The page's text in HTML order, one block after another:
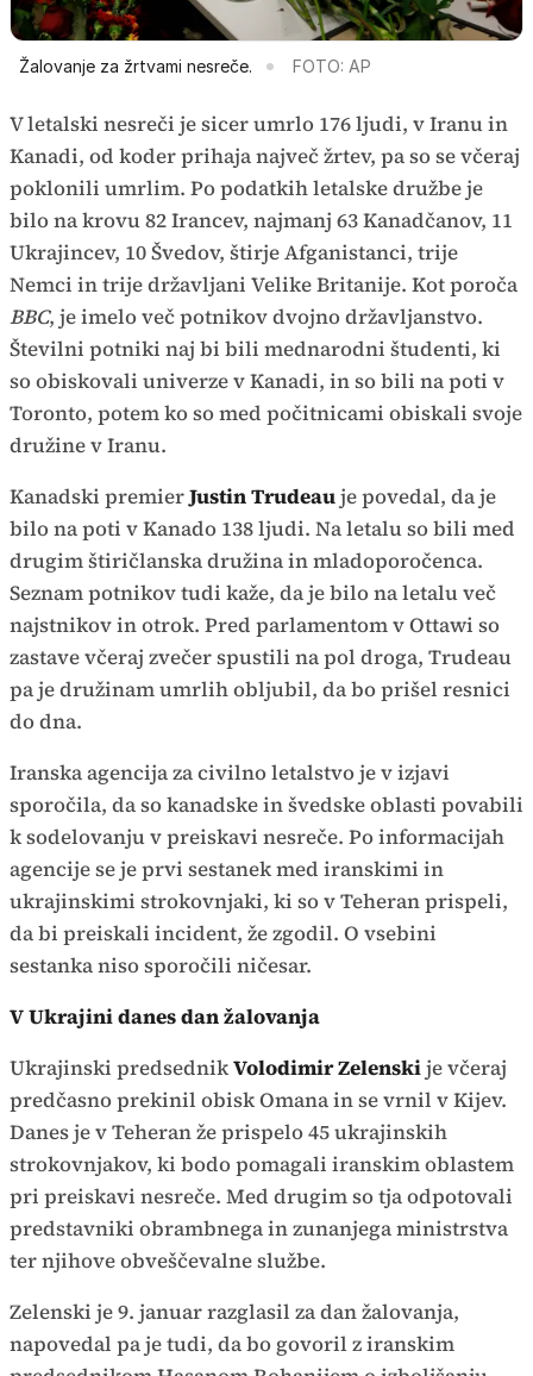
Žalovanje za žrtvami nesreče. FOTO: AP
V letalski nesreči je sicer umrlo 176 ljudi, v Iranu in
Kanadi, od koder prihaja največ žrtev, pa so se včeraj
poklonili umrlim. Po podatkih letalske družbe je
bilo na krovu 82 Irancev, najmanj 63 Kanadčanov, 11
Ukrajincev, 10 Švedov, štirje Afganistanci, trije
Nemci in trije državljani Velike Britanije. Kot poroča
BBC, je imelo več potnikov dvojno državljanstvo.
Številni potniki naj bi bili mednarodni študenti, ki
so obiskovali univerze v Kanadi, in so bili na poti v
Toronto, potem ko so med počitnicami obiskali svoje
družine v Iranu.
Kanadski premierJustin Trudeauje povedal, da je
bilo na poti v Kanado 138 ljudi. Na letalu so bili med
drugim štiričlanska družina in mladoporočenca.
Seznam potnikov tudi kaže, da je bilo na letalu več
najstnikov in otrok. Pred parlamentom v Ottawi so
zastave včeraj zvečer spustili na pol droga, Trudeau
pa je družinam umrlih obljubil, da bo prišel resnici
do dna.
Iranska agencija za civilno letalstvo je v izjavi
sporočila, da so kanadske in švedske oblasti povabili
k sodelovanju v preiskavi nesreče. Po informacijah
agencije se je prvi sestanek med iranskimi in
ukrajinskimi strokovnjaki, ki so v Teheran prispeli,
da bi preiskali incident, že zgodil. O vsebini
sestanka niso sporočili ničesar.
V Ukrajini danes dan žalovanja
Ukrajinski predsednikVolodimir Zelenskije včeraj
predčasno prekinil obisk Omana in se vrnil v Kijev.
Danes je v Teheran že prispelo 45 ukrajinskih
strokovnjakov, ki bodo pomagali iranskim oblastem
pri preiskavi nesreče. Med drugim so tja odpotovali
predstavniki obrambnega in zunanjega ministrstva
ter njihove obveščevalne službe.
Zelenski je 9. januar razglasil za dan žalovanja,
napovedal pa je tudi, da bo govoril z iranskim